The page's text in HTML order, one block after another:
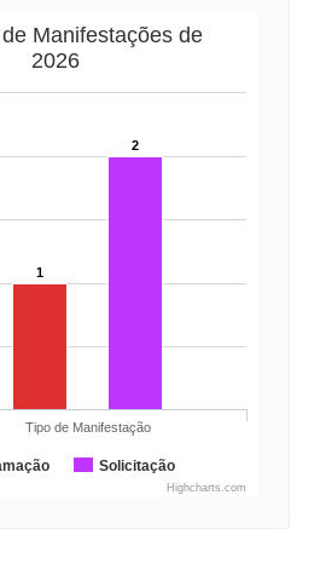
Manifestações de
2026
1
2
Solicitação
Tipo de Manifestação
Highcharts.com